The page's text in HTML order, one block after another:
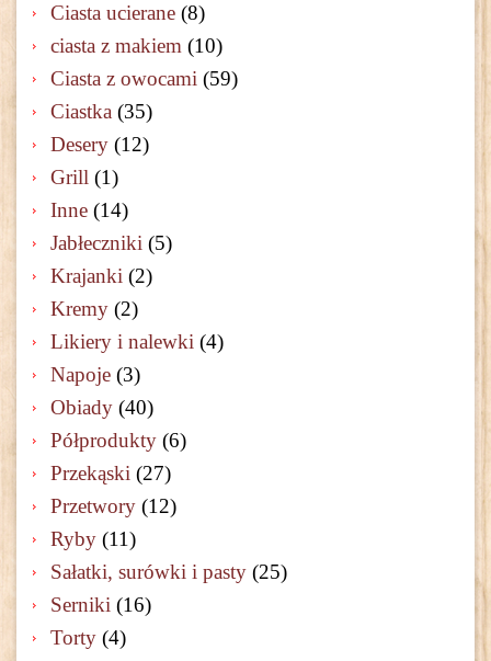
Ciasta ucierane (8)
ciasta z makiem (10)
Ciasta z owocami (59)
Ciastka (35)
Desery (12)
Grill (1)
Inne (14)
Jabłeczniki (5)
Krajanki (2)
Kremy (2)
Likiery i nalewki (4)
Napoje (3)
Obiady (40)
Półprodukty (6)
Przekąski (27)
Przetwory (12)
Ryby (11)
Sałatki, surówki i pasty (25)
Serniki (16)
Torty (4)